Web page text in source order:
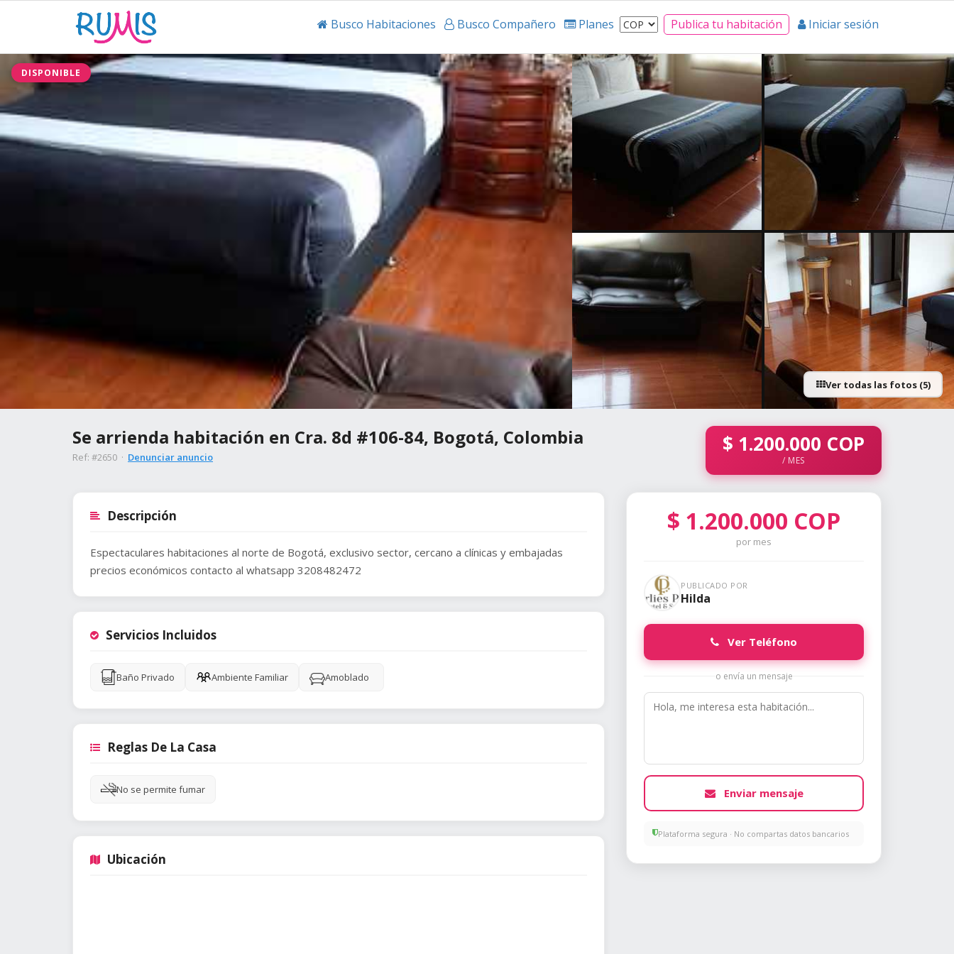
Busco Habitaciones Busco Compañero Planes Publica tu habitación Iniciar sesión
DISPONIBLE
Ver todas las fotos (5)
Se arrienda habitación en Cra. 8d #106-84, Bogotá, Colombia
Ref: #2650 · Denunciar anuncio
$ 1.200.000 COP
/ MES
Descripción
Espectaculares habitaciones al norte de Bogotá, exclusivo sector, cercano a clínicas y embajadas
precios económicos contacto al whatsapp 3208482472
Servicios Incluidos
Baño Privado Ambiente Familiar Amoblado
Reglas De La Casa
No se permite fumar
Ubicación
$ 1.200.000 COP
por mes
PUBLICADO POR
Hilda
Ver Teléfono
o envía un mensaje
Enviar mensaje
Plataforma segura · No compartas datos bancarios